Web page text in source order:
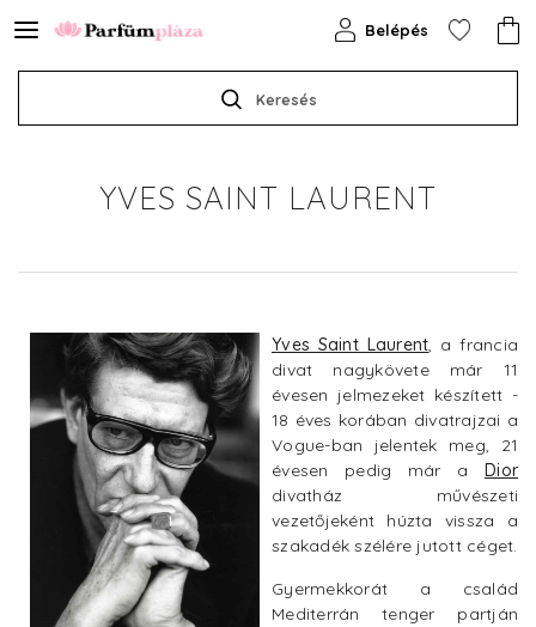
Keresés
Belépés
YVES SAINT LAURENT
Yves Saint Laurent, a francia
divat nagykövete már 11
évesen jelmezeket készített -
18 éves korában divatrajzai a
Vogue-ban jelentek meg, 21
évesen pedig már a Dior
divatház művészeti
vezetőjeként húzta vissza a
szakadék szélére jutott céget.
Gyermekkorát a család
Mediterrán tenger partján